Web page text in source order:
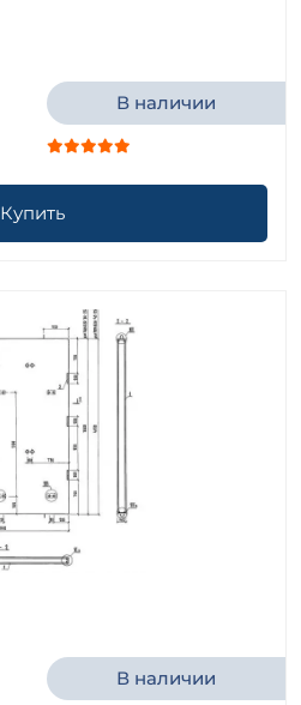
В наличии
Купить
В наличии